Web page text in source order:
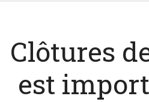
Clôtures
est